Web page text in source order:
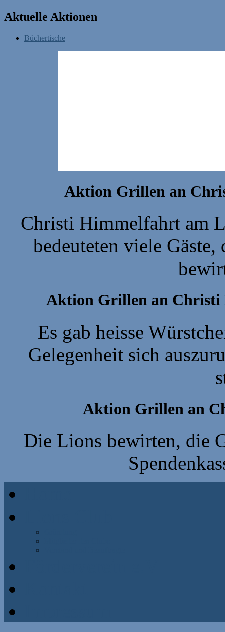
Aktuelle Aktionen
Büchertische
Aktion Grillen an
Christi Himmelfahrt am
bedeuteten viele
Aktion Grillen an Christi
Es gab heisse
Gelegenheit sich
Aktion Grillen an
Die Lions bewirten, die